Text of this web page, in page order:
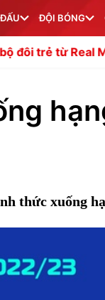
ĐỘI BÓNG
Madrid
thức xuống